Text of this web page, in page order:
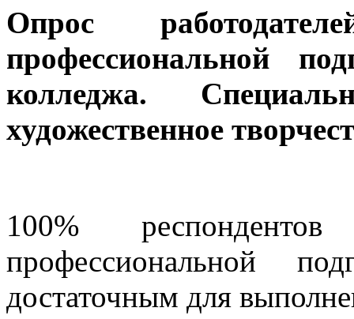
Опрос
профессиональной
колледжа.
художественное
100%
профессиональной
достаточным для